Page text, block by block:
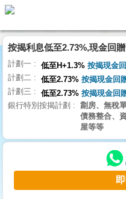
代
理
主
頁
搵
樓/
交
業
主
按揭利息低至2.73%,現金回
計劃一 低至H+1.3% 按揭現金
計劃二 低至2.73% 按揭現金回
計劃三 低至2.73% 按揭現金回
銀行特別按揭計劃
劏房、無稅
債務整合、
屋等等